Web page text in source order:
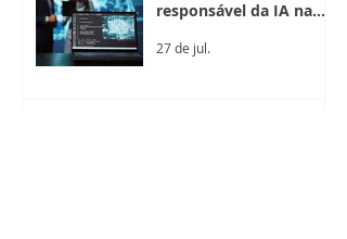
responsável da IA na
do cotidiano, aponta
27 de jul.